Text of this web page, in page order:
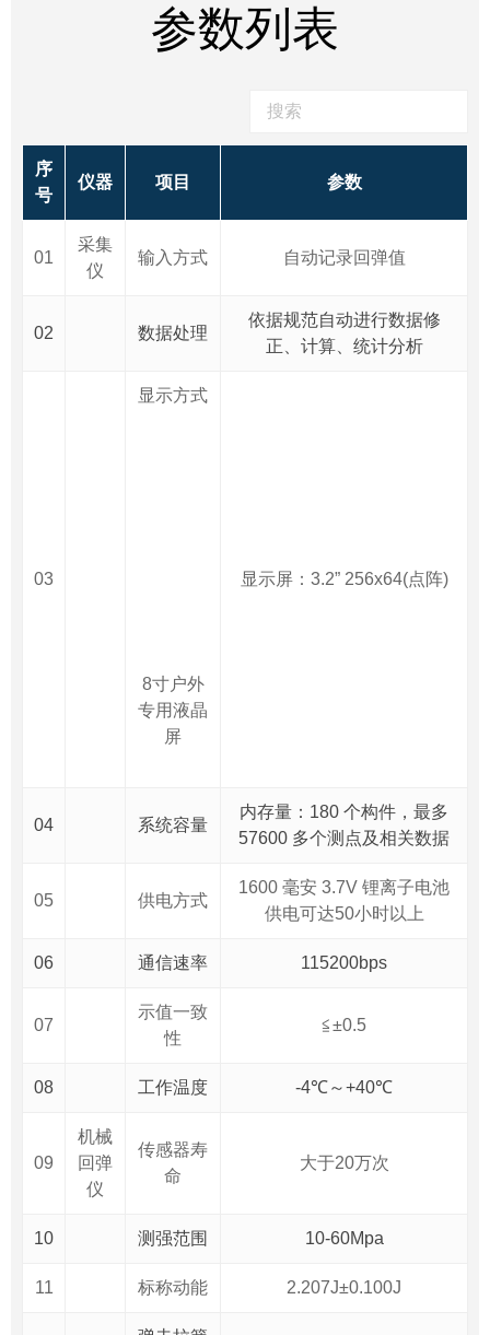
参数列表
序
号
仪器 项目 参数
01
采集
仪
输入方式 自动记录回弹值
02 数据处理
依据规范自动进行数据修
正、计算、统计分析
03
显示方式
8寸户外
专用液晶
屏
显示屏：3.2” 256x64(点阵)
04 系统容量
内存量：180 个构件，最多
57600 多个测点及相关数据
05 供电方式
1600 毫安 3.7V 锂离子电池
供电可达50小时以上
06 通信速率 115200bps
07
示值一致
性
≦±0.5
08 工作温度 -4℃～+40℃
09
机械
回弹
仪
传感器寿
命
大于20万次
10 测强范围 10-60Mpa
11 标称动能 2.207J±0.100J